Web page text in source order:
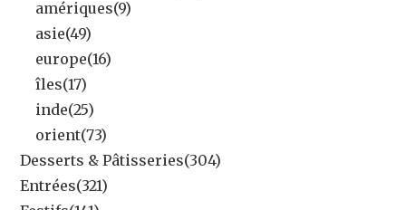
amériques(9)
asie(49)
europe(16)
îles(17)
inde(25)
orient(73)
Desserts & Pâtisseries(304)
Entrées(321)